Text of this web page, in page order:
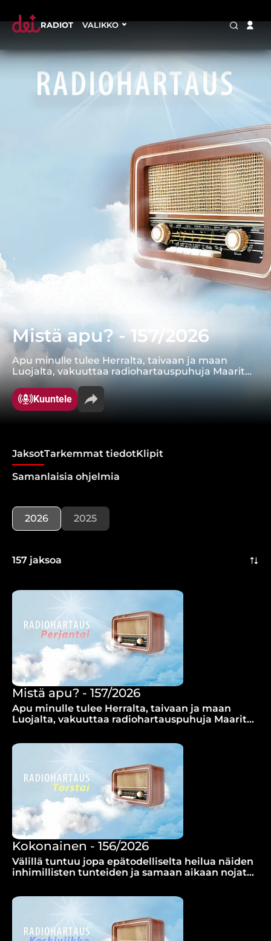
RADIOT VALIKKO
Mistä apu? - 157/2026
Apu minulle tulee Herralta, taivaan ja maan
Luojalta, vakuuttaa radiohartauspuhuja Maarit
Koivisto.
Kuuntele
JaksotTarkemmat tiedotKlipit
Samanlaisia ohjelmia
2026 2025
157 jaksoa
Mistä apu? - 157/2026
Apu minulle tulee Herralta, taivaan ja maan
Luojalta, vakuuttaa radiohartauspuhuja Maarit
Kokonainen - 156/2026
Välillä tuntuu jopa epätodelliselta heilua näiden
inhimillisten tunteiden ja samaan aikaan nojata